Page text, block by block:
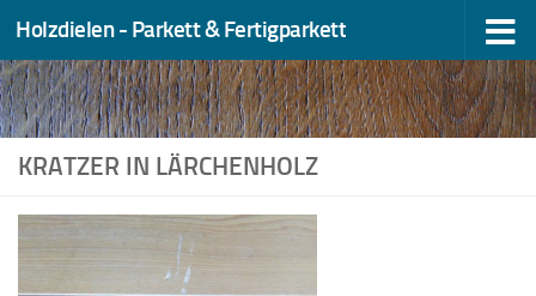
Zum Inhalt springen
Holzdielen - Parkett & Fertigparkett
KRATZER IN LÄRCHENHOLZ